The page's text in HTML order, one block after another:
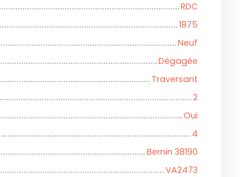
RDC
1875
Neuf
Dégagée
Traversant
2
Oui
4
Bernin 38190
VA2473